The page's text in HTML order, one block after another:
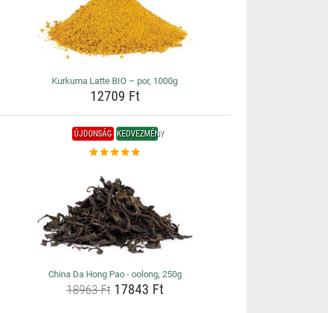
Kurkuma Latte BIO – por, 1000g
12709 Ft
ÚJDONSÁG KEDVEZMÉNY
China Da Hong Pao - oolong, 250g
18963 Ft17843 Ft